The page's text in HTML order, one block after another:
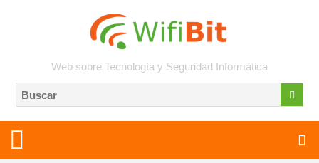
Web sobre Tecnología y Seguridad Informática